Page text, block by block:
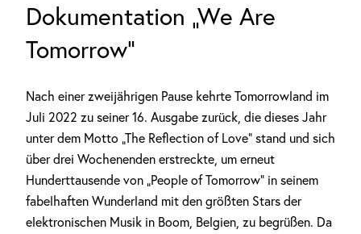
Dokumentation „We Are
Tomorrow“
Nach einer zweijährigen Pause kehrte Tomorrowland im
Juli 2022 zu seiner 16. Ausgabe zurück, die dieses Jahr
unter dem Motto „The Reflection of Love“ stand und sich
über drei Wochenenden erstreckte, um erneut
Hunderttausende von „People of Tomorrow“ in seinem
fabelhaften Wunderland mit den größten Stars der
elektronischen Musik in Boom, Belgien, zu begrüßen. Da